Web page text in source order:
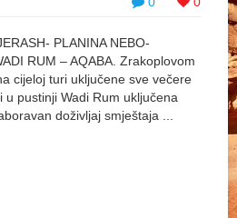
PLANINA NEBO-
RUM – AQABA. Zrakoplovom
cijeloj turi uključene sve večere
pustinji Wadi Rum uključena
doživljaj smještaja ...